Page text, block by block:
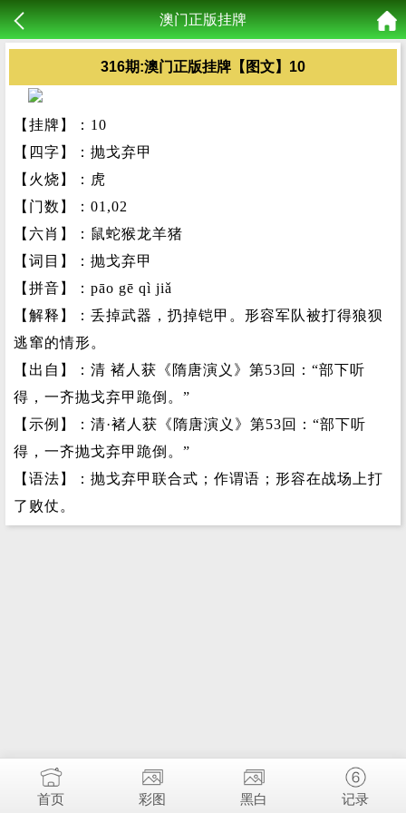
澳门正版挂牌
316期:澳门正版挂牌【图文】10
【挂牌】：10
【四字】：抛戈弃甲
【火烧】：虎
【门数】：01,02
【六肖】：鼠蛇猴龙羊猪
【词目】：抛戈弃甲
【拼音】：pāo gē qì jiǎ
【解释】：丢掉武器，扔掉铠甲。形容军队被打得狼狈
逃窜的情形。
【出自】：清 褚人获《隋唐演义》第53回：“部下听
得，一齐抛戈弃甲跪倒。”
【示例】：清·褚人获《隋唐演义》第53回：“部下听
得，一齐抛戈弃甲跪倒。”
【语法】：抛戈弃甲联合式；作谓语；形容在战场上打
了败仗。
首页 彩图 黑白 记录